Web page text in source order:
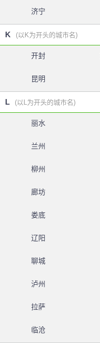
济宁
K (以K为开头的城市名)
开封
昆明
L (以L为开头的城市名)
丽水
兰州
柳州
廊坊
娄底
辽阳
聊城
泸州
拉萨
临沧